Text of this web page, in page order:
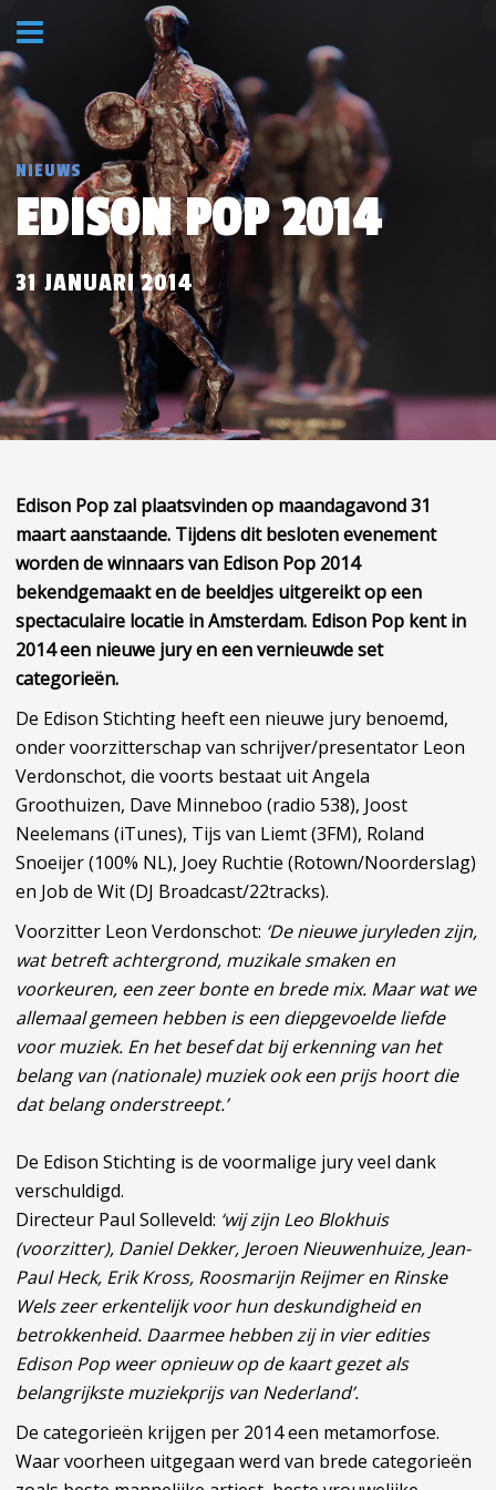
NIEUWS
EDISON POP 2014
31 JANUARI 2014
Edison Pop zal plaatsvinden op maandagavond 31
maart aanstaande. Tijdens dit besloten evenement
worden de winnaars van Edison Pop 2014
bekendgemaakt en de beeldjes uitgereikt op een
spectaculaire locatie in Amsterdam. Edison Pop kent in
2014 een nieuwe jury en een vernieuwde set
categorieën.
De Edison Stichting heeft een nieuwe jury benoemd,
onder voorzitterschap van schrijver/presentator Leon
Verdonschot, die voorts bestaat uit Angela
Groothuizen, Dave Minneboo (radio 538), Joost
Neelemans (iTunes), Tijs van Liemt (3FM), Roland
Snoeijer (100% NL), Joey Ruchtie (Rotown/Noorderslag)
en Job de Wit (DJ Broadcast/22tracks).
Voorzitter Leon Verdonschot: ‘De nieuwe juryleden zijn,
wat betreft achtergrond, muzikale smaken en
voorkeuren, een zeer bonte en brede mix. Maar wat we
allemaal gemeen hebben is een diepgevoelde liefde
voor muziek. En het besef dat bij erkenning van het
belang van (nationale) muziek ook een prijs hoort die
dat belang onderstreept.’
De Edison Stichting is de voormalige jury veel dank
verschuldigd.
Directeur Paul Solleveld: ‘wij zijn Leo Blokhuis
(voorzitter), Daniel Dekker, Jeroen Nieuwenhuize, Jean-
Paul Heck, Erik Kross, Roosmarijn Reijmer en Rinske
Wels zeer erkentelijk voor hun deskundigheid en
betrokkenheid. Daarmee hebben zij in vier edities
Edison Pop weer opnieuw op de kaart gezet als
belangrijkste muziekprijs van Nederland’.
De categorieën krijgen per 2014 een metamorfose.
Waar voorheen uitgegaan werd van brede categorieën